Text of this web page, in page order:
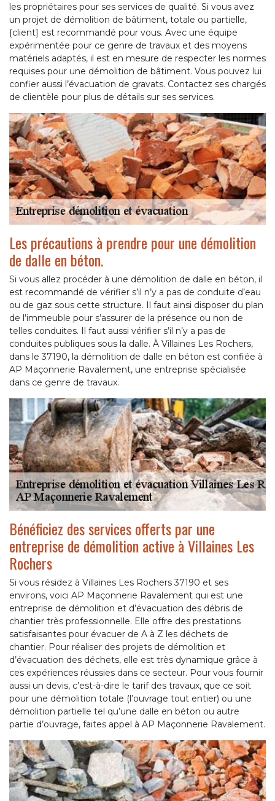
les propriétaires pour ses services de qualité. Si vous avez
un projet de démolition de bâtiment, totale ou partielle,
{client] est recommandé pour vous. Avec une équipe
expérimentée pour ce genre de travaux et des moyens
matériels adaptés, il est en mesure de respecter les normes
requises pour une démolition de bâtiment. Vous pouvez lui
confier aussi l’évacuation de gravats. Contactez ses chargés
de clientèle pour plus de détails sur ses services.
Les précautions à prendre pour une démolition
de dalle en béton.
Si vous allez procéder à une démolition de dalle en béton, il
est recommandé de vérifier s’il n’y a pas de conduite d’eau
ou de gaz sous cette structure. Il faut ainsi disposer du plan
de l’immeuble pour s’assurer de la présence ou non de
telles conduites. Il faut aussi vérifier s’il n’y a pas de
conduites publiques sous la dalle. À Villaines Les Rochers,
dans le 37190, la démolition de dalle en béton est confiée à
AP Maçonnerie Ravalement, une entreprise spécialisée
dans ce genre de travaux.
Bénéficiez des services offerts par une
entreprise de démolition active à Villaines Les
Rochers
Si vous résidez à Villaines Les Rochers 37190 et ses
environs, voici AP Maçonnerie Ravalement qui est une
entreprise de démolition et d’évacuation des débris de
chantier très professionnelle. Elle offre des prestations
satisfaisantes pour évacuer de A à Z les déchets de
chantier. Pour réaliser des projets de démolition et
d’évacuation des déchets, elle est très dynamique grâce à
ces expériences réussies dans ce secteur. Pour vous fournir
aussi un devis, c’est-à-dire le tarif des travaux, que ce soit
pour une démolition totale (l’ouvrage tout entier) ou une
démolition partielle tel qu’une dalle en béton ou autre
partie d’ouvrage, faites appel à AP Maçonnerie Ravalement.